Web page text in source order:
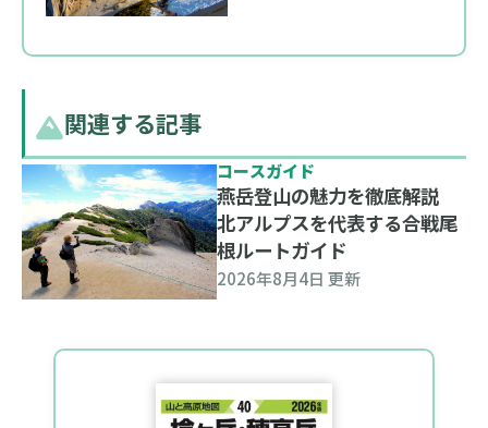
関連する記事
コースガイド
燕岳登山の魅力を徹底解説
北アルプスを代表する合戦尾
根ルートガイド
2026年8月4日 更新